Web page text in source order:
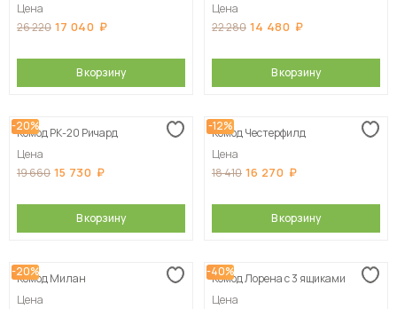
Цена
26 220 17 040
В корзину
Цена
22 280 14 480
В корзину
-20%
Комод РК-20 Ричард
Цена
19 660 15 730
В корзину
-12%
Комод Честерфилд
Цена
18 410 16 270
В корзину
-20%
Комод Милан
Цена
-40%
Комод Лорена с 3 ящиками
Цена